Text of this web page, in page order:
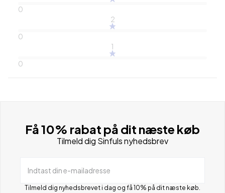
0
2
0
1
0
Få 10% rabat på dit næste køb
Tilmeld dig Sinfuls nyhedsbrev
Indtast din e-mailadresse
Tilmeld dig nyhedsbrevet i dag og få 10% på dit næste køb.